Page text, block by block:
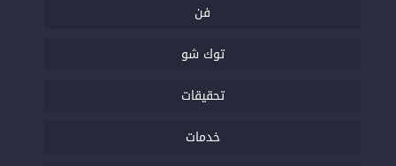
فن
توك شو
تحقيقات
خدمات